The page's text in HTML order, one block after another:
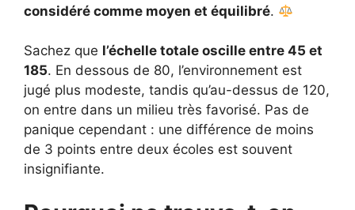
considéré comme moyen et équilibré.
Sachez que l’échelle totale oscille entre 45 et
185. En dessous de 80, l’environnement est
jugé plus modeste, tandis qu’au-dessus de 120,
on entre dans un milieu très favorisé. Pas de
panique cependant : une différence de moins
de 3 points entre deux écoles est souvent
insignifiante.